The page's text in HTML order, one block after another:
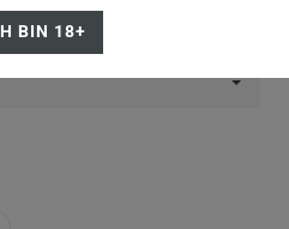
BIN 18+